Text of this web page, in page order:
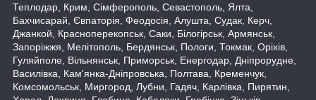
Теплодар, Крим, Сімферополь, Севастополь, Ялта,
Бахчисарай, Євпаторія, Феодосія, Алушта, Судак, Керч,
Джанкой, Красноперекопськ, Саки, Білогірськ, Армянськ,
Запоріжжя, Мелітополь, Бердянськ, Пологи, Токмак, Оріхів,
Гуляйполе, Вільнянськ, Приморськ, Енергодар, Дніпрорудне,
Василівка, Кам'янка-Дніпровська, Полтава, Кременчук,
Комсомольськ, Миргород, Лубни, Гадяч, Карлівка, Пирятин,